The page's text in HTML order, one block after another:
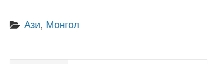
Ази, Монгол